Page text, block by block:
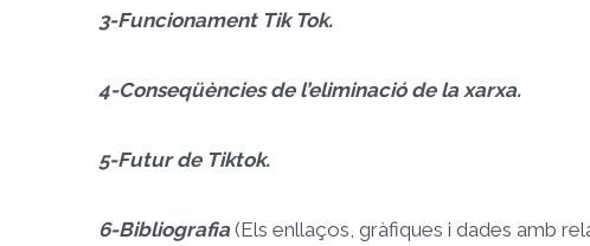
3-Funcionament Tik Tok.
4-Conseqüències de l’eliminació de la xarxa.
5-Futur de Tiktok.
6-Bibliografia(Els enllaços, gràfiques i dades amb